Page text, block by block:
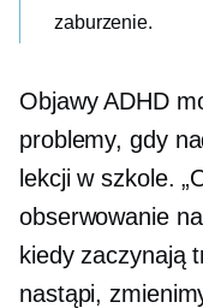
zaburzenie.
Objawy ADHD
problemy, gdy
lekcji w szkole.
obserwowanie
kiedy zaczynają
nastąpi,